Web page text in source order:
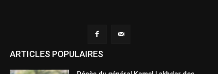
ARTICLES POPULAIRES